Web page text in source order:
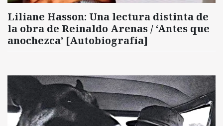
Liliane Hasson: Una lectura distinta de
la obra de Reinaldo Arenas / ‘Antes que
anochezca’ [Autobiografía]